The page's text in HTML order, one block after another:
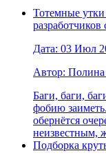
Тотемные
Дата: 03 Июл
Автор: Полина
Баги, баги,
фобию
обернётся
неизвестным,
Подборка